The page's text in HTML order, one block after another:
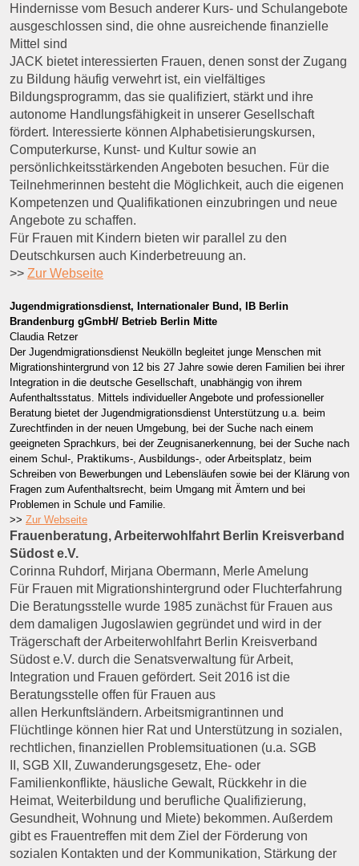
Hindernisse vom Besuch anderer Kurs- und Schulangebote
ausgeschlossen sind, die ohne ausreichende finanzielle
Mittel sind
JACK bietet interessierten Frauen, denen sonst der Zugang
zu Bildung häufig verwehrt ist, ein vielfältiges
Bildungsprogramm, das sie qualifiziert, stärkt und ihre
autonome Handlungsfähigkeit in unserer Gesellschaft
fördert. Interessierte können Alphabetisierungskursen,
Computerkurse, Kunst- und Kultur sowie an
persönlichkeitsstärkenden Angeboten besuchen. Für die
Teilnehmerinnen besteht die Möglichkeit, auch die eigenen
Kompetenzen und Qualifikationen einzubringen und neue
Angebote zu schaffen.
Für Frauen mit Kindern bieten wir parallel zu den
Deutschkursen auch Kinderbetreuung an.
>> Zur Webseite
Jugendmigrationsdienst, Internationaler Bund, IB Berlin
Brandenburg gGmbH/ Betrieb Berlin Mitte
Claudia Retzer
Der Jugendmigrationsdienst Neukölln begleitet junge Menschen mit
Migrationshintergrund von 12 bis 27 Jahre sowie deren Familien bei ihrer
Integration in die deutsche Gesellschaft, unabhängig von ihrem
Aufenthaltsstatus. Mittels individueller Angebote und professioneller
Beratung bietet der Jugendmigrationsdienst Unterstützung u.a. beim
Zurechtfinden in der neuen Umgebung, bei der Suche nach einem
geeigneten Sprachkurs, bei der Zeugnisanerkennung, bei der Suche nach
einem Schul-, Praktikums-, Ausbildungs-, oder Arbeitsplatz, beim
Schreiben von Bewerbungen und Lebensläufen sowie bei der Klärung von
Fragen zum Aufenthaltsrecht, beim Umgang mit Ämtern und bei
Problemen in Schule und Familie.
>> Zur Webseite
Frauenberatung, Arbeiterwohlfahrt Berlin Kreisverband
Südost e.V.
Corinna Ruhdorf, Mirjana Obermann, Merle Amelung
Für Frauen mit Migrationshintergrund oder Fluchterfahrung
Die Beratungsstelle wurde 1985 zunächst für Frauen aus
dem damaligen Jugoslawien gegründet und wird in der
Trägerschaft der Arbeiterwohlfahrt Berlin Kreisverband
Südost e.V. durch die Senatsverwaltung für Arbeit,
Integration und Frauen gefördert. Seit 2016 ist die
Beratungsstelle offen für Frauen aus
allen Herkunftsländern. Arbeitsmigrantinnen und
Flüchtlinge können hier Rat und Unterstützung in sozialen,
rechtlichen, finanziellen Problemsituationen (u.a. SGB
II, SGB XII, Zuwanderungsgesetz, Ehe- oder
Familienkonflikte, häusliche Gewalt, Rückkehr in die
Heimat, Weiterbildung und berufliche Qualifizierung,
Gesundheit, Wohnung und Miete) bekommen. Außerdem
gibt es Frauentreffen mit dem Ziel der Förderung von
sozialen Kontakten und der Kommunikation, Stärkung der